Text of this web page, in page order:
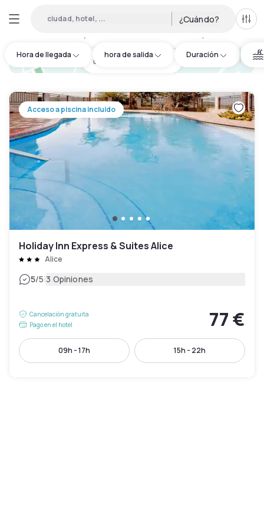
ciudad, hotel, ... ¿Cuándo?
Hora de llegada hora de salida Duración
hotel.cta.view_map
Acceso a piscina incluido
Holiday Inn Express & Suites Alice
Alice
5/5|3 Opiniones
Cancelación gratuita
Pago en el hotel
77 €
09h - 17h 15h - 22h